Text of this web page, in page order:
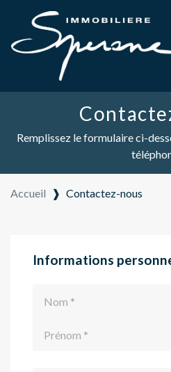
Remplissez le formulaire ci-
Accueil ❱ Contactez-nous
Informations